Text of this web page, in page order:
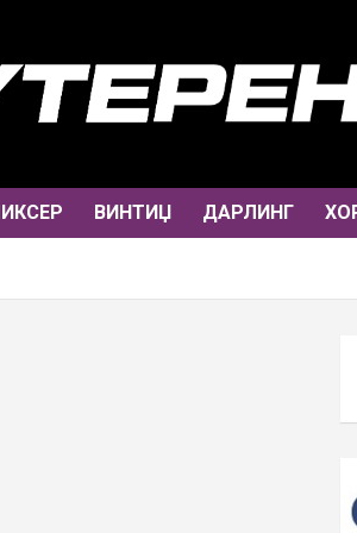
ВИНТИЏ ДАРЛИНГ